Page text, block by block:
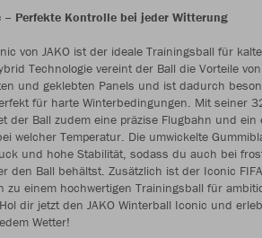
Perfekte Kontrolle bei jeder Witterung
von JAKO ist der ideale Trainingsball für
Technologie vereint der Ball die Vorteile von
und geklebten Panels und ist dadurch
für harte Winterbedingungen. Mit seiner
der Ball zudem eine präzise Flugbahn und ein
welcher Temperatur. Die umwickelte
und hohe Stabilität, sodass du auch bei
den Ball behältst. Zusätzlich ist der Iconic
zu einem hochwertigen Trainingsball für
dir jetzt den JAKO Winterball Iconic und
Wetter!